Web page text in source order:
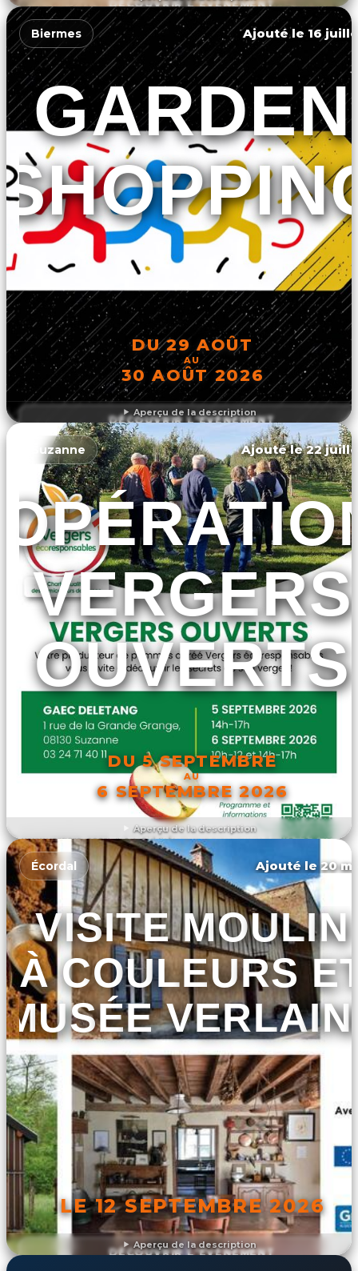
DÉCOUVRIR L'ÉVÉNEMENT
Aperçu de la description
Biermes Ajouté le 16
GARDEN
DU 29 AOÛT
AU
30 AOÛT 2026
DÉCOUVRIR L'ÉVÉNEMENT
Aperçu de la description
Suzanne Ajouté le 22
VERGERS
OUVERTS
DU 5 SEPTEMBRE
AU
6 SEPTEMBRE 2026
DÉCOUVRIR L'ÉVÉNEMENT
Aperçu de la description
Écordal Ajouté le 20
VISITE MOULIN
À COULEURS
MUSÉE
LE 12 SEPTEMBRE 2026
DÉCOUVRIR L'ÉVÉNEMENT